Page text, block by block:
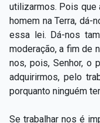
utilizarmos. Pois que
homem na Terra, dá-
essa lei. Dá-nos
moderação, a fim de
nos, pois, Senhor, o
adquirirmos, pelo
porquanto ninguém
Se trabalhar nos é